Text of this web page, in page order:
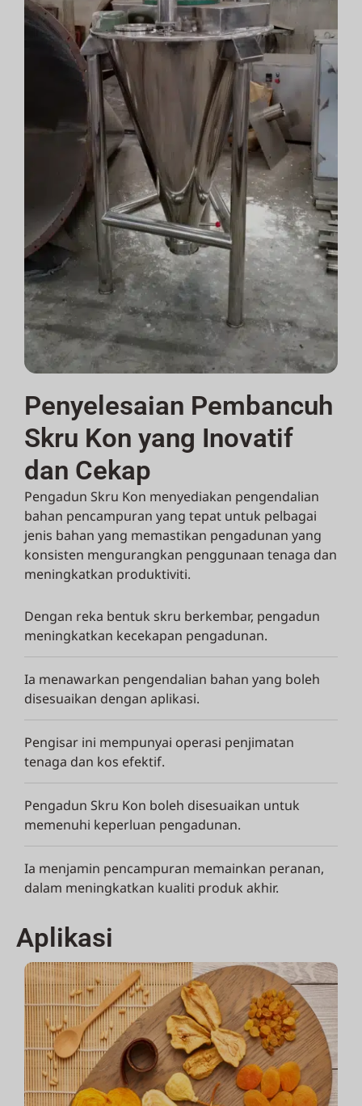
Penyelesaian Pembancuh
Skru Kon yang Inovatif
dan Cekap
Pengadun Skru Kon menyediakan pengendalian
bahan pencampuran yang tepat untuk pelbagai
jenis bahan yang memastikan pengadunan yang
konsisten mengurangkan penggunaan tenaga dan
meningkatkan produktiviti.
Dengan reka bentuk skru berkembar, pengadun
meningkatkan kecekapan pengadunan.
Ia menawarkan pengendalian bahan yang boleh
disesuaikan dengan aplikasi.
Pengisar ini mempunyai operasi penjimatan
tenaga dan kos efektif.
Pengadun Skru Kon boleh disesuaikan untuk
memenuhi keperluan pengadunan.
Ia menjamin pencampuran memainkan peranan,
dalam meningkatkan kualiti produk akhir.
Aplikasi